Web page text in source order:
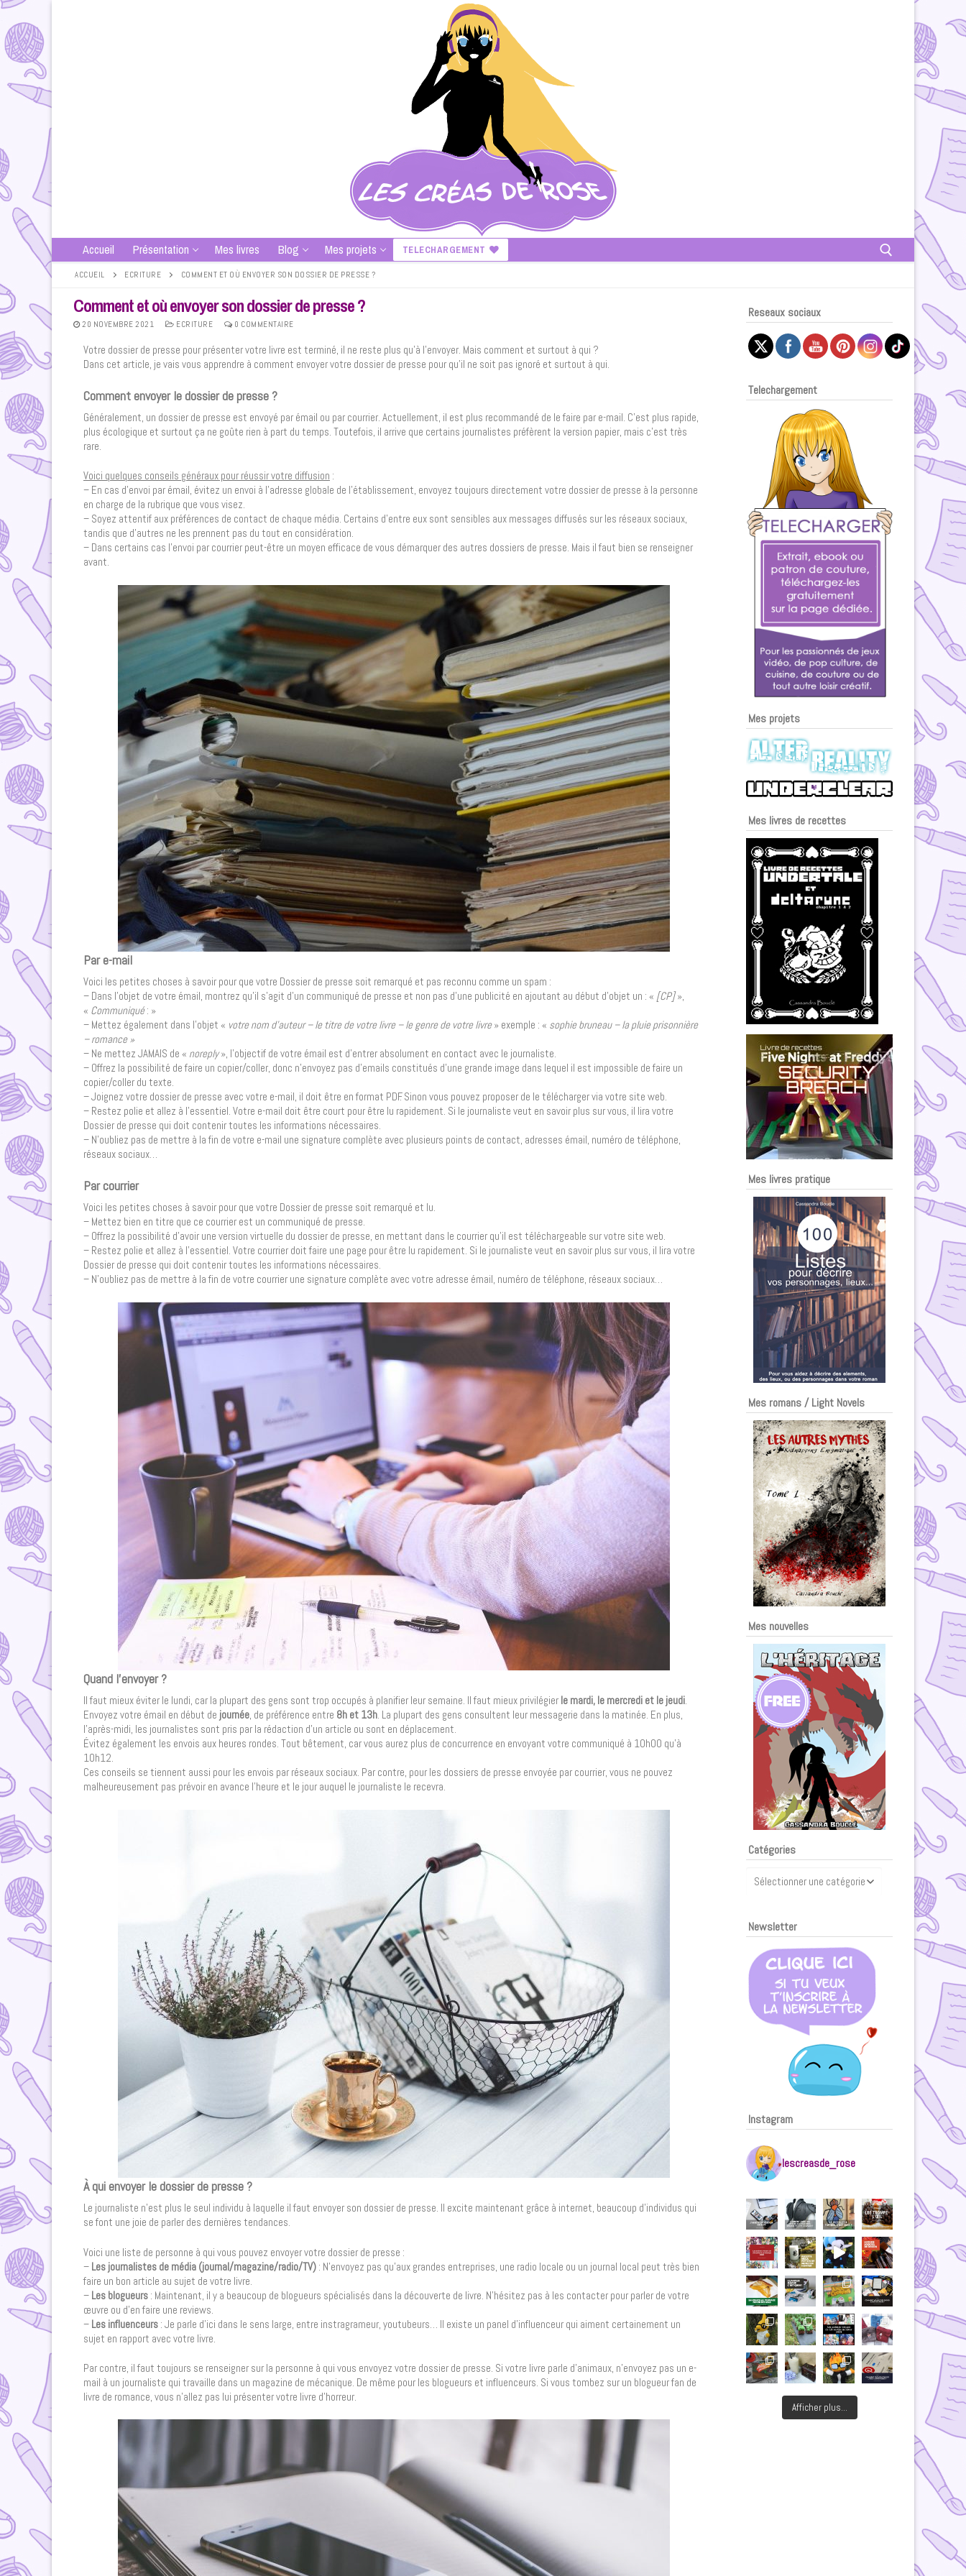
Accueil Présentation Mes livres Blog Mes projets TELECHARGEMENT
ACCUEIL ECRITURE COMMENT ET OÙ ENVOYER SON DOSSIER DE PRESSE ?
Comment et où envoyer son dossier de presse ?
20 NOVEMBRE 2021 ECRITURE 0 COMMENTAIRE
Votre dossier de presse pour présenter votre livre est terminé, il ne reste plus qu’à l’envoyer. Mais comment et surtout à qui ?
Dans cet article, je vais vous apprendre à comment envoyer votre dossier de presse pour qu’il ne soit pas ignoré et surtout à qui.
Comment envoyer le dossier de presse ?
Généralement, un dossier de presse est envoyé par émail ou par courrier. Actuellement, il est plus recommandé de le faire par e-mail. C’est plus rapide,
plus écologique et surtout ça ne goûte rien à part du temps. Toutefois, il arrive que certains journalistes préfèrent la version papier, mais c’est très
rare.
Voici quelques conseils généraux pour réussir votre diffusion :
– En cas d’envoi par émail, évitez un envoi à l’adresse globale de l’établissement, envoyez toujours directement votre dossier de presse à la personne
en charge de la rubrique que vous visez.
– Soyez attentif aux préférences de contact de chaque média. Certains d’entre eux sont sensibles aux messages diffusés sur les réseaux sociaux,
tandis que d’autres ne les prennent pas du tout en considération.
– Dans certains cas l’envoi par courrier peut-être un moyen efficace de vous démarquer des autres dossiers de presse. Mais il faut bien se renseigner
avant.
Par e-mail
Voici les petites choses à savoir pour que votre Dossier de presse soit remarqué et pas reconnu comme un spam :
– Dans l’objet de votre émail, montrez qu’il s’agit d’un communiqué de presse et non pas d’une publicité en ajoutant au début d’objet un : « [CP]»,
« Communiqué: »
– Mettez également dans l’objet « votre nom d’auteur – le titre de votre livre – le genre de votre livre» exemple : « sophie bruneau – la pluie prisonnière
– romance »
– Ne mettez JAMAIS de « noreply», l’objectif de votre émail est d’entrer absolument en contact avec le journaliste.
– Offrez la possibilité de faire un copier/coller, donc n’envoyez pas d’emails constitués d’une grande image dans lequel il est impossible de faire un
copier/coller du texte.
– Joignez votre dossier de presse avec votre e-mail, il doit être en format PDF. Sinon vous pouvez proposer de le télécharger via votre site web.
– Restez polie et allez à l’essentiel. Votre e-mail doit être court pour être lu rapidement. Si le journaliste veut en savoir plus sur vous, il lira votre
Dossier de presse qui doit contenir toutes les informations nécessaires.
– N’oubliez pas de mettre à la fin de votre e-mail une signature complète avec plusieurs points de contact, adresses émail, numéro de téléphone,
réseaux sociaux…
Par courrier
Voici les petites choses à savoir pour que votre Dossier de presse soit remarqué et lu.
– Mettez bien en titre que ce courrier est un communiqué de presse.
– Offrez la possibilité d’avoir une version virtuelle du dossier de presse, en mettant dans le courrier qu’il est téléchargeable sur votre site web.
– Restez polie et allez à l’essentiel. Votre courrier doit faire une page pour être lu rapidement. Si le journaliste veut en savoir plus sur vous, il lira votre
Dossier de presse qui doit contenir toutes les informations nécessaires.
– N’oubliez pas de mettre à la fin de votre courrier une signature complète avec votre adresse émail, numéro de téléphone, réseaux sociaux…
Quand l’envoyer ?
Il faut mieux éviter le lundi, car la plupart des gens sont trop occupés à planifier leur semaine. Il faut mieux privilégier le mardi, le mercredi et le jeudi.
Envoyez votre émail en début de journée, de préférence entre 8h et 13h. La plupart des gens consultent leur messagerie dans la matinée. En plus,
l’après-midi, les journalistes sont pris par la rédaction d’un article ou sont en déplacement.
Évitez également les envois aux heures rondes. Tout bêtement, car vous aurez plus de concurrence en envoyant votre communiqué à 10h00 qu’à
10h12.
Ces conseils se tiennent aussi pour les envois par réseaux sociaux. Par contre, pour les dossiers de presse envoyée par courrier, vous ne pouvez
malheureusement pas prévoir en avance l’heure et le jour auquel le journaliste le recevra.
À qui envoyer le dossier de presse ?
Le journaliste n’est plus le seul individu à laquelle il faut envoyer son dossier de presse. Il excite maintenant grâce à internet, beaucoup d’individus qui
se font une joie de parler des dernières tendances.
Voici une liste de personne à qui vous pouvez envoyer votre dossier de presse :
– Les journalistes de média (journal/magazine/radio/TV) : N’envoyez pas qu’aux grandes entreprises, une radio locale ou un journal local peut très bien
faire un bon article au sujet de votre livre.
– Les blogueurs : Maintenant, il y a beaucoup de blogueurs spécialisés dans la découverte de livre. N’hésitez pas à les contacter pour parler de votre
œuvre ou d’en faire une reviews.
– Les influenceurs : Je parle d’ici dans le sens large, entre instragrameur, youtubeurs… Il existe un panel d’influenceur qui aiment certainement un
sujet en rapport avec votre livre.
Par contre, il faut toujours se renseigner sur la personne à qui vous envoyez votre dossier de presse. Si votre livre parle d’animaux, n’envoyez pas un e-
mail à un journaliste qui travaille dans un magazine de mécanique. De même pour les blogueurs et influenceurs. Si vous tombez sur un blogueur fan de
livre de romance, vous n’allez pas lui présenter votre livre d’horreur.
Reseaux sociaux
Telechargement
Mes projets
Mes livres de recettes
Mes livres pratique
Mes romans / Light Novels
Mes nouvelles
Catégories
Newsletter
Instagram
lescreasde_rose
Afficher plus...